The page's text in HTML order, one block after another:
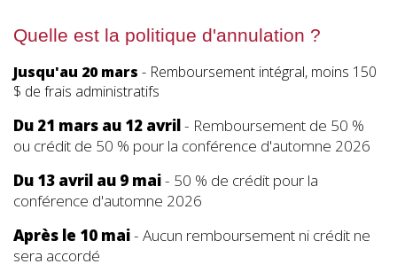
Quelle est la politique d'annulation ?
Jusqu'au 20 mars - Remboursement intégral, moins 150
$ de frais administratifs
Du 21 mars au 12 avril- Remboursement de 50 %
ou crédit de 50 % pour la conférence d'automne 2026
Du 13 avril au 9 mai- 50 % de crédit pour la
conférence d'automne 2026
Après le 10 mai- Aucun remboursement ni crédit ne
sera accordé